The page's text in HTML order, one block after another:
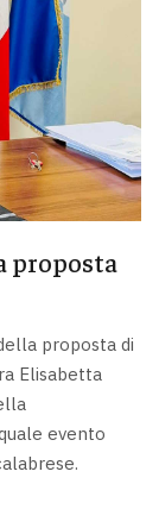
proposta
proposta di
Elisabetta
evento